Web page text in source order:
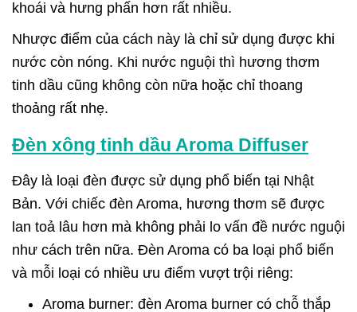
khoái và hưng phấn hơn rất nhiều.
Nhược điểm của cách này là chỉ sử dụng được khi
nước còn nóng. Khi nước nguội thì hương thơm
tinh dầu cũng không còn nữa hoặc chỉ thoang
thoảng rất nhẹ.
Đèn xông tinh dầu Aroma Diffuser
Đây là loại đèn được sử dụng phổ biến tại Nhật
Bản. Với chiếc đèn Aroma, hương thơm sẽ được
lan toả lâu hơn mà không phải lo vấn đề nước nguội
như cách trên nữa. Đèn Aroma có ba loại phổ biến
và mỗi loại có nhiều ưu điểm vượt trội riêng:
Aroma burner: đèn Aroma burner có chỗ thắp